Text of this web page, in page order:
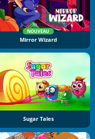
NOUVEAU
Mirror Wizard
Sugar Tales